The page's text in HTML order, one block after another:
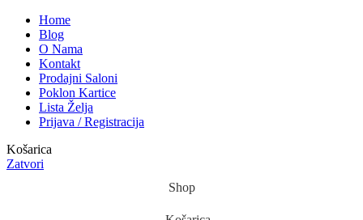
Home
Blog
O Nama
Kontakt
Prodajni Saloni
Poklon Kartice
Lista Želja
Prijava / Registracija
Košarica
Zatvori
Shop